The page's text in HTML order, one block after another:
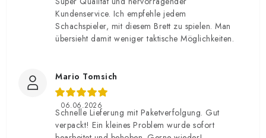
Kundenservice. Ich empfehle jedem
Schachspieler, mit diesem Brett zu spielen. Man
übersieht damit weniger taktische Möglichkeiten.
Mario Tomsich
06.06.2026
Schnelle Lieferung mit Paketverfolgung. Gut
verpackt! Ein kleines Problem wurde sofort